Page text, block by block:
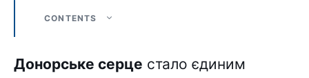
CONTENTS
Донорське серце стало єдиним